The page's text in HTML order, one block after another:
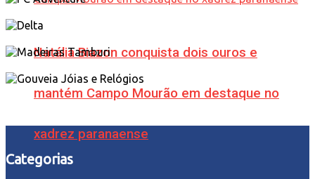
Natália Biazon conquista dois ouros e
mantém Campo Mourão em destaque no
xadrez paranaense
Categorias